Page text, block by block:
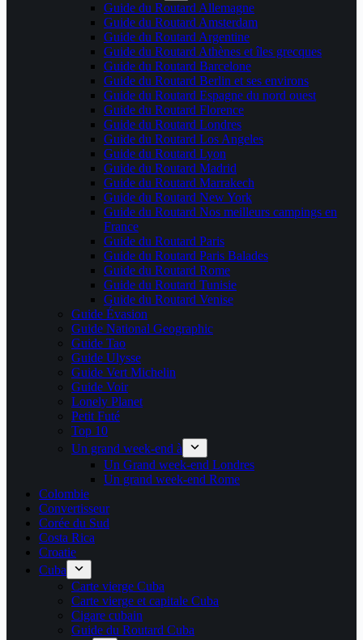
Guide du Routard Allemagne
Guide du Routard Amsterdam
Guide du Routard Argentine
Guide du Routard Athènes et îles grecques
Guide du Routard Barcelone
Guide du Routard Berlin et ses environs
Guide du Routard Espagne du nord ouest
Guide du Routard Florence
Guide du Routard Londres
Guide du Routard Los Angeles
Guide du Routard Lyon
Guide du Routard Madrid
Guide du Routard Marrakech
Guide du Routard New York
Guide du Routard Nos meilleurs campings en
France
Guide du Routard Paris
Guide du Routard Paris Balades
Guide du Routard Rome
Guide du Routard Tunisie
Guide du Routard Venise
Guide Évasion
Guide National Geographic
Guide Tao
Guide Ulysse
Guide Vert Michelin
Guide Voir
Lonely Planet
Petit Futé
Top 10
Un grand week-end à
Un Grand week-end Londres
Un grand week-end Rome
Colombie
Convertisseur
Corée du Sud
Costa Rica
Croatie
Cuba
Carte vierge Cuba
Carte vierge et capitale Cuba
Cigare cubain
Guide du Routard Cuba